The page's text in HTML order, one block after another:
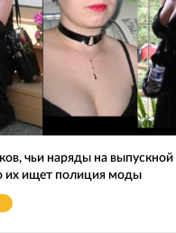
чьи наряды на
их ищет полиция моды